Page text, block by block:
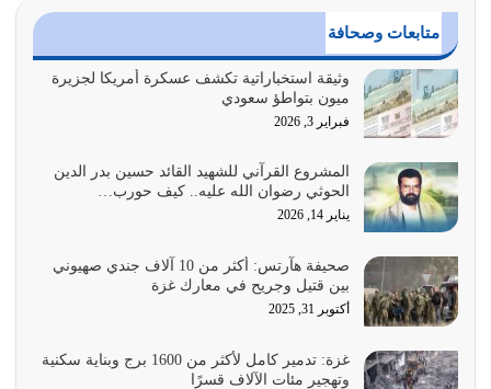
هل نحن من الصالحين؟ قيِّم نفسك هنا اترك القرآن على أصله
وأعرض نفسك، وأعرض ما لديك على…
يوليو 27, 2026
عندما يكون عدوك هو عدو الله معناه أن تكون نقاط الضعف
فيه كثيرة وسينصرك الله عليه إذا…
يوليو 26, 2026
أراد الله لهذه الأمة ان تكون خير امة أخرجت للناس بالنهوض
بالأمر بالمعروف والنهي عن…
يوليو 25, 2026
الدين الذي شرعه الله لا يجوز أن يخضع لآرائنا وأهوائنا
واجتهاداتنا لأننا سنختلف ونتفرق
يوليو 24, 2026
متابعات وصحافة
وثيقة استخباراتية تكشف عسكرة أمريكا لجزيرة
ميون بتواطؤ سعودي
فبراير 3, 2026
المشروع القرآني للشهيد القائد حسين بدر الدين
الحوثي رضوان الله عليه.. كيف حورب…
يناير 14, 2026
صحيفة هآرتس: أكثر من 10 آلاف جندي صهيوني
بين قتيل وجريح في معارك غزة
أكتوبر 31, 2025
غزة: تدمير كامل لأكثر من 1600 برج وبناية سكنية
وتهجير مئات الآلاف قسرًا